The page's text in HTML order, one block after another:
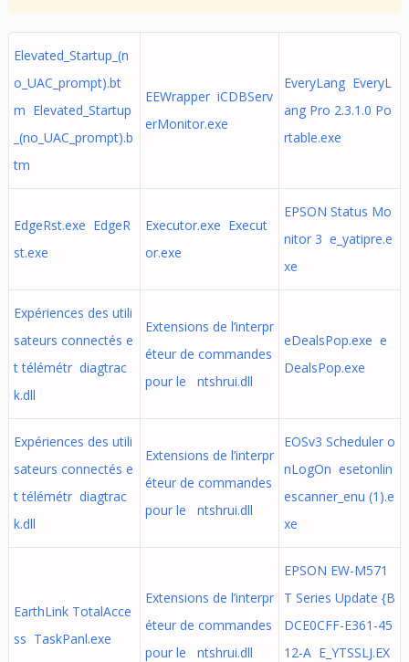
Elevated_Startup_(n
o_UAC_prompt).bt
m Elevated_Startup
_(no_UAC_prompt).b
tm
EEWrapper iCDBServ
erMonitor.exe
EveryLang EveryL
ang Pro 2.3.1.0 Po
rtable.exe
EdgeRst.exe EdgeR
st.exe
Executor.exe Execut
or.exe
EPSON Status Mo
nitor 3 e_yatipre.e
xe
Expériences des utili
sateurs connectés e
t télémétr diagtrac
k.dll
Extensions de l’interpr
éteur de commandes
pour le ntshrui.dll
eDealsPop.exe e
DealsPop.exe
Expériences des utili
sateurs connectés e
t télémétr diagtrac
k.dll
Extensions de l’interpr
éteur de commandes
pour le ntshrui.dll
EOSv3 Scheduler o
nLogOn esetonlin
escanner_enu (1).e
xe
EarthLink TotalAcce
ss TaskPanl.exe
Extensions de l’interpr
éteur de commandes
pour le ntshrui.dll
EPSON EW-M571
T Series Update {B
DCE0CFF-E361-45
12-A E_YTSSLJ.EX